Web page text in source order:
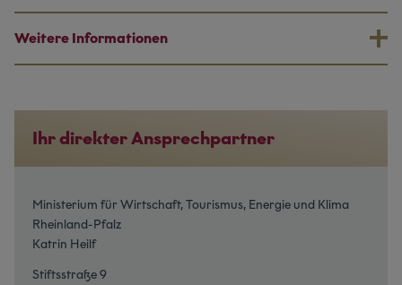
Weitere Informationen
Ihr direkter Ansprechpartner
Ministerium für Wirtschaft, Tourismus, Energie und Klima
Rheinland-Pfalz
Katrin Heilf
Stiftsstraße 9